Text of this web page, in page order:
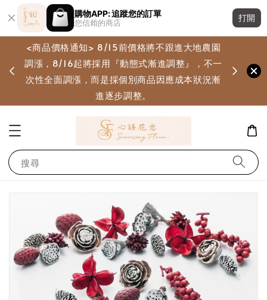
購物APP: 追蹤您的訂單
您信賴的商店
打開
<商品價格通知> 8/15前價格將不跟進大地農園
調漲，8/16起將採用『動態式漸進調整』，不一
次性全面調漲，而是採個別商品因應成本狀況漸
進逐步調整。
搜尋